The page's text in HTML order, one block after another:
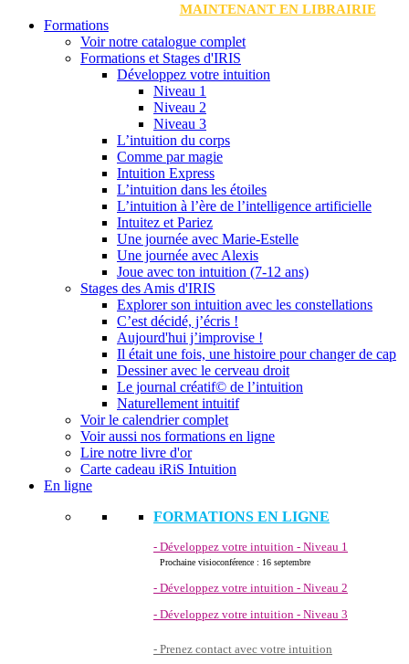
MAINTENANT EN LIBRAIRIE
Formations
Voir notre catalogue complet
Formations et Stages d'IRIS
Développez votre intuition
Niveau 1
Niveau 2
Niveau 3
L’intuition du corps
Comme par magie
Intuition Express
L’intuition dans les étoiles
L’intuition à l’ère de l’intelligence artificielle
Intuitez et Pariez
Une journée avec Marie-Estelle
Une journée avec Alexis
Joue avec ton intuition (7-12 ans)
Stages des Amis d'IRIS
Explorer son intuition avec les constellations
C’est décidé, j’écris !
Aujourd'hui j’improvise !
Il était une fois, une histoire pour changer de cap
Dessiner avec le cerveau droit
Le journal créatif© de l’intuition
Naturellement intuitif
Voir le calendrier complet
Voir aussi nos formations en ligne
Lire notre livre d'or
Carte cadeau iRiS Intuition
En ligne
FORMATIONS EN LIGNE
- Développez votre intuition - Niveau 1
Prochaine visioconférence : 16 septembre
- Développez votre intuition - Niveau 2
- Développez votre intuition - Niveau 3
- Prenez contact avec votre intuition